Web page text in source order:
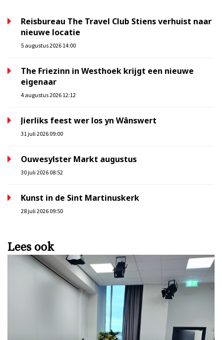
Reisbureau The Travel Club Stiens verhuist naar
nieuwe locatie
5 augustus 2026 14:00
The Friezinn in Westhoek krijgt een nieuwe
eigenaar
4 augustus 2026 12:12
Jierliks feest wer los yn Wânswert
31 juli 2026 09:00
Ouwesylster Markt augustus
30 juli 2026 08:52
Kunst in de Sint Martinuskerk
28 juli 2026 09:50
Lees ook